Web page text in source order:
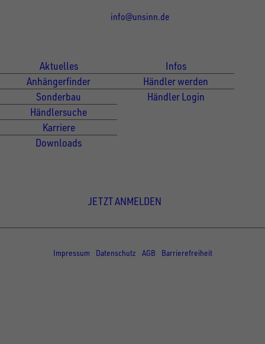
info@unsinn.de
Aktuelles
Anhängerfinder
Sonderbau
Händlersuche
Karriere
Downloads
Infos
Händler werden
Händler Login
JETZT ANMELDEN
Impressum
Datenschutz AGB Barrierefreiheit